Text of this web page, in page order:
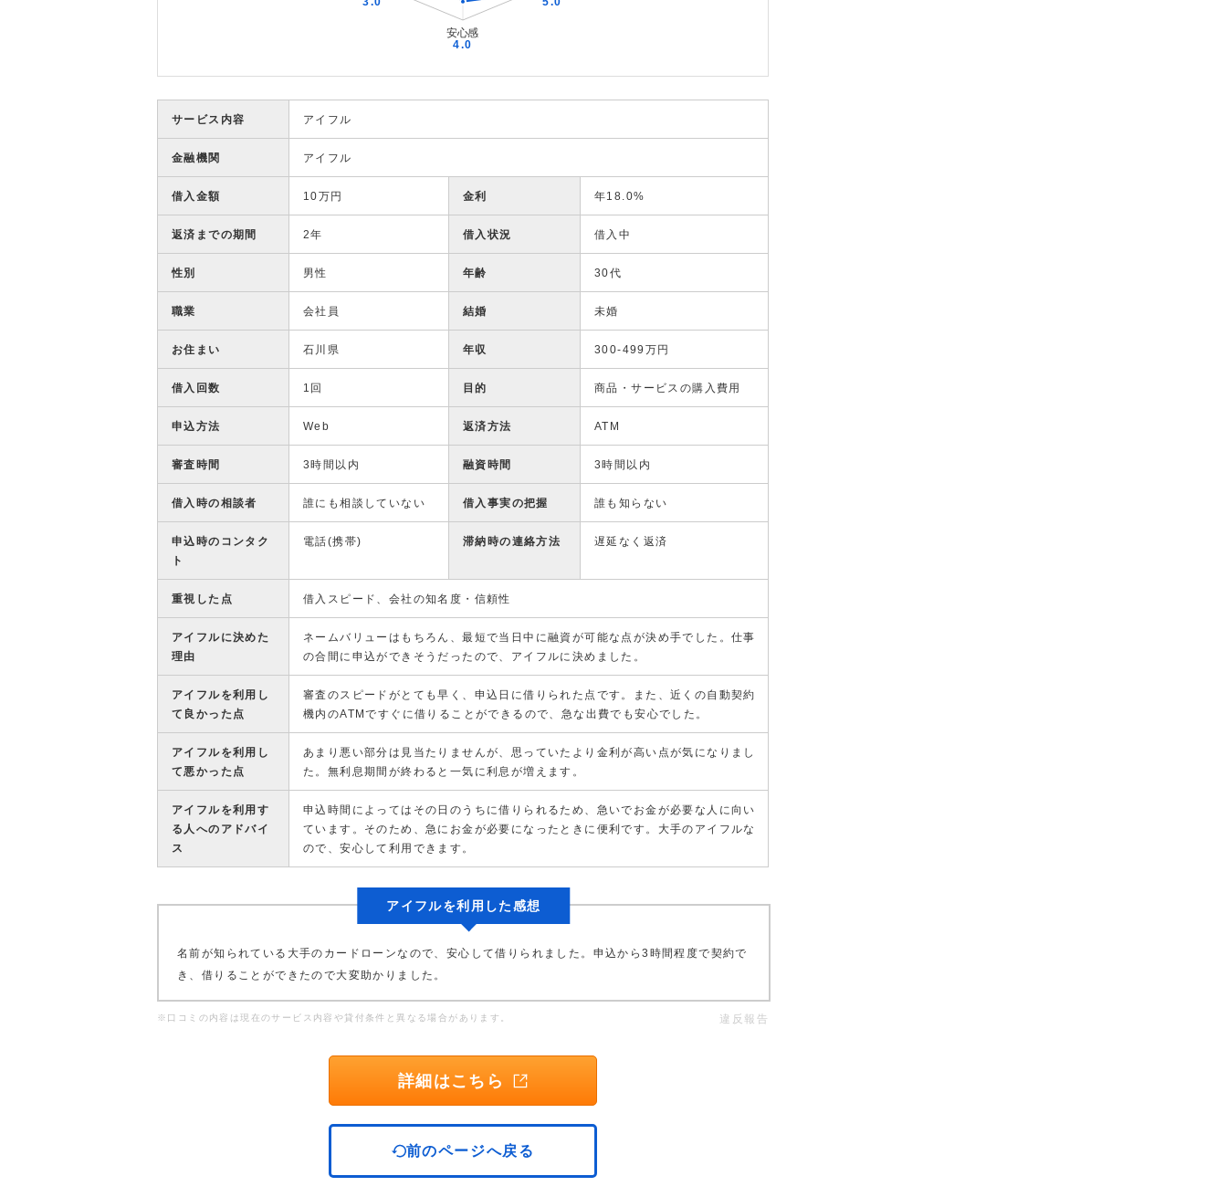
サービス内容 アイフル
金融機関 アイフル
借入金額 10万円 金利 年18.0%
返済までの期間 2年 借入状況 借入中
性別 男性 年齢 30代
職業 会社員 結婚 未婚
お住まい 石川県 年収 300-499万円
借入回数 1回 目的 商品・サービスの購入費用
申込方法 Web 返済方法 ATM
審査時間 3時間以内 融資時間 3時間以内
借入時の相談者 誰にも相談していない 借入事実の把握 誰も知らない
申込時のコンタク
ト
電話(携帯) 滞納時の連絡方法 遅延なく返済
重視した点 借入スピード、会社の知名度・信頼性
アイフルに決めた
理由
ネームバリューはもちろん、最短で当日中に融資が可能な点が決め手でした。仕事
の合間に申込ができそうだったので、アイフルに決めました。
アイフルを利用し
て良かった点
審査のスピードがとても早く、申込日に借りられた点です。また、近くの自動契約
機内のATMですぐに借りることができるので、急な出費でも安心でした。
アイフルを利用し
て悪かった点
あまり悪い部分は見当たりませんが、思っていたより金利が高い点が気になりまし
た。無利息期間が終わると一気に利息が増えます。
アイフルを利用す
る人へのアドバイ
ス
申込時間によってはその日のうちに借りられるため、急いでお金が必要な人に向い
ています。そのため、急にお金が必要になったときに便利です。大手のアイフルな
ので、安心して利用できます。
アイフルを利用した感想
名前が知られている大手のカードローンなので、安心して借りられました。申込から3時間程度で契約で
き、借りることができたので大変助かりました。
※口コミの内容は現在のサービス内容や貸付条件と異なる場合があります。 違反報告
詳細はこちら
前のページへ戻る